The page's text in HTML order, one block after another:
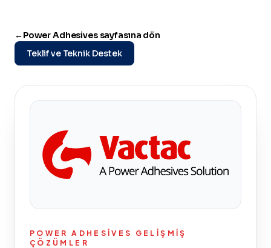
←Power Adhesives sayfasına dön
Teklif ve Teknik Destek
POWER ADHESIVES GELIŞMIŞ
ÇÖZÜMLER